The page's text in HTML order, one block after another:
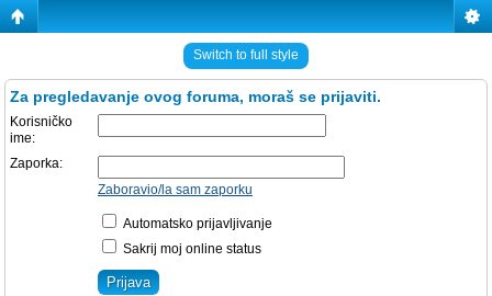
Switch to full style
Za pregledavanje ovog foruma, moraš se prijaviti.
Korisničko
ime:
Zaporka:
Zaboravio/la sam zaporku
Automatsko prijavljivanje
Sakrij moj online status